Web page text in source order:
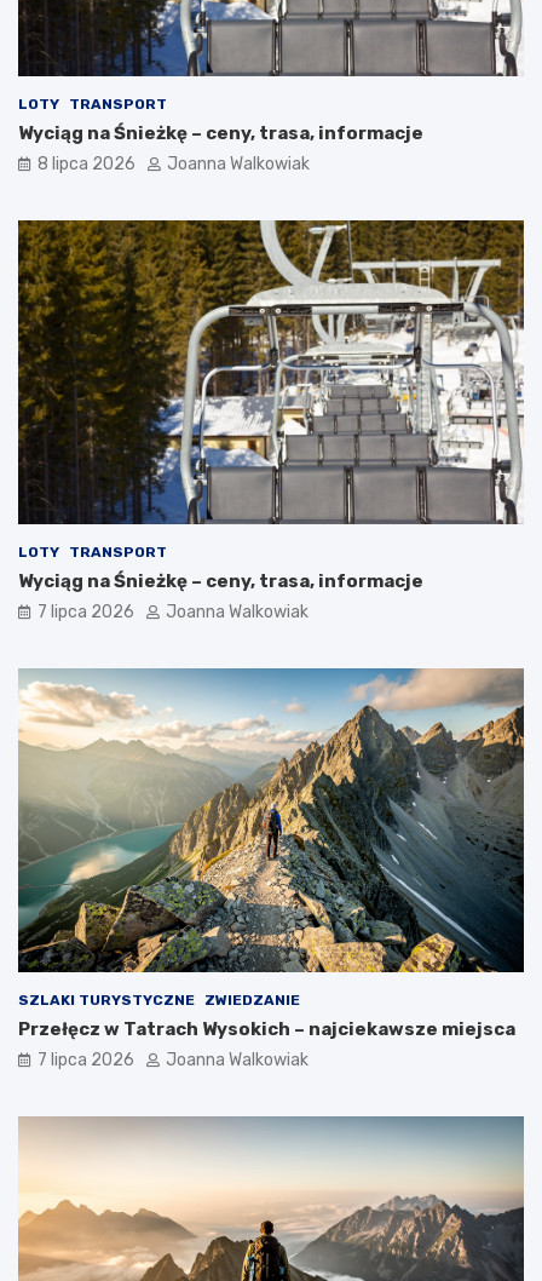
LOTY TRANSPORT
Wyciąg na Śnieżkę – ceny, trasa, informacje
8 lipca 2026 Joanna Walkowiak
LOTY TRANSPORT
Wyciąg na Śnieżkę – ceny, trasa, informacje
7 lipca 2026 Joanna Walkowiak
SZLAKI TURYSTYCZNE ZWIEDZANIE
Przełęcz w Tatrach Wysokich – najciekawsze miejsca
7 lipca 2026 Joanna Walkowiak